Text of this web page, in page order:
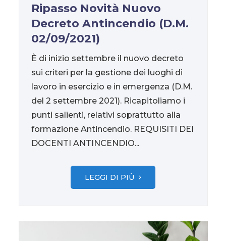
Ripasso Novità Nuovo
Decreto Antincendio (D.M.
02/09/2021)
È di inizio settembre il nuovo decreto
sui criteri per la gestione dei luoghi di
lavoro in esercizio e in emergenza (D.M.
del 2 settembre 2021). Ricapitoliamo i
punti salienti, relativi soprattutto alla
formazione Antincendio. REQUISITI DEI
DOCENTI ANTINCENDIO...
LEGGI DI PIÙ